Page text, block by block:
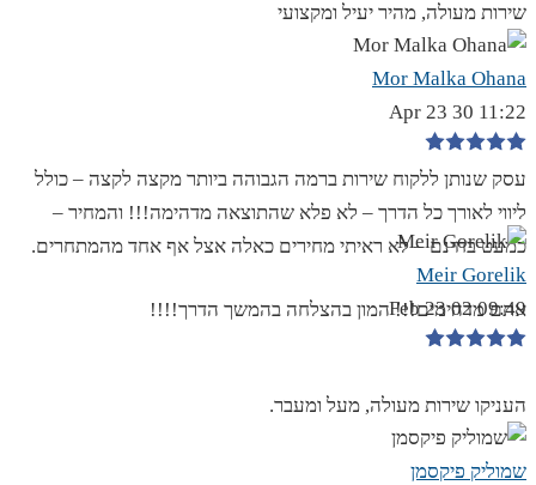
שירות מעולה, מהיר יעיל ומקצועי
Mor Malka Ohana
11:22 30 Apr 23
עסק שנותן ללקוח שירות ברמה הגבוהה ביותר מקצה לקצה – כולל
ליווי לאורך כל הדרך – לא פלא שהתוצאה מדהימה!!! והמחיר –
כמעט בחינם – לא ראיתי מחירים כאלה אצל אף אחד מהמתחרים.
אתם מדהימים!!! המון בהצלחה בהמשך הדרך!!!!
Meir Gorelik
09:49 02 Feb 23
העניקו שירות מעולה, מעל ומעבר.
שמוליק פיקסמן